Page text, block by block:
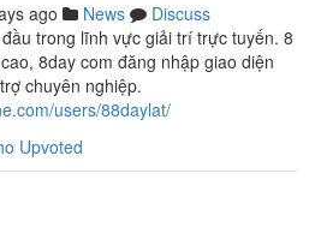
ago News
Discuss
trong lĩnh vực giải trí trực tuyến. 8
8day com đăng nhập giao diện
chuyên nghiệp.
users/88daylat/
Upvoted